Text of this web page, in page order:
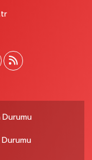
Durumu
Durumu